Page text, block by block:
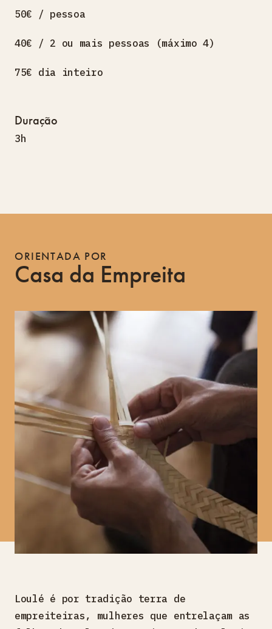
50€ / pessoa
40€ / 2 ou mais pessoas (máximo 4)
75€ dia inteiro
Duração
3h
ORIENTADA POR
Casa da Empreita
Loulé é por tradição terra de
empreiteiras, mulheres que entrelaçam as